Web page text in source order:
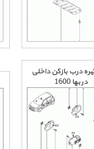
درب بازکن داخلی
دربها 1600